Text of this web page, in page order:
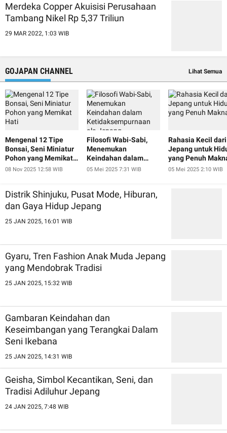
Merdeka Copper Akuisisi Perusahaan
Tambang Nikel Rp 5,37 Triliun
29 MAR 2022, 1:03 WIB
GOJAPAN CHANNEL Lihat Semua
Mengenal 12 Tipe
Bonsai, Seni Miniatur
Pohon yang Memikat
Hati
08 Nov 2025 12:58 WIB
Filosofi Wabi-Sabi,
Menemukan
Keindahan dalam
Ketidaksempurnaan
05 Mei 2025 7:31 WIB
Rahasia Kecil dari
Jepang untuk
yang Penuh
05 Mei 2025 2:10 WIB
Distrik Shinjuku, Pusat Mode, Hiburan,
dan Gaya Hidup Jepang
25 JAN 2025, 16:01 WIB
Gyaru, Tren Fashion Anak Muda Jepang
yang Mendobrak Tradisi
25 JAN 2025, 15:32 WIB
Gambaran Keindahan dan
Keseimbangan yang Terangkai Dalam
Seni Ikebana
25 JAN 2025, 14:31 WIB
Geisha, Simbol Kecantikan, Seni, dan
Tradisi Adiluhur Jepang
24 JAN 2025, 7:48 WIB